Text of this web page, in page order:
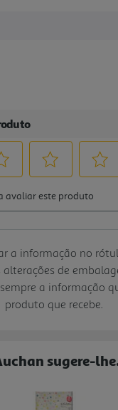
a informação no
de
a informação
produto que recebe.
sugere-